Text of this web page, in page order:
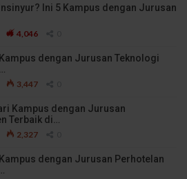
Ini 5 Kampus dengan Jurusan
4,046
dengan Jurusan Teknologi
3,447
Kampus dengan Jurusan
Terbaik di…
2,327
dengan Jurusan Perhotelan